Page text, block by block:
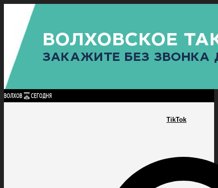
TikTok
Найти:
ГЛАВНАЯ ПОЛИТИКАПРОИСШЕСТВИЯ ПРОКУРАТУРАСПОРТ
ПОЛИТИКА
КУЛЬТУРА
ПОСЕЛЕНИЯ